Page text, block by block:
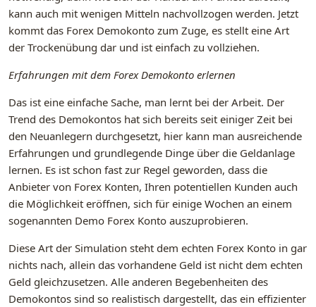
kann auch mit wenigen Mitteln nachvollzogen werden. Jetzt
kommt das Forex Demokonto zum Zuge, es stellt eine Art
der Trockenübung dar und ist einfach zu vollziehen.
Erfahrungen mit dem Forex Demokonto erlernen
Das ist eine einfache Sache, man lernt bei der Arbeit. Der
Trend des Demokontos hat sich bereits seit einiger Zeit bei
den Neuanlegern durchgesetzt, hier kann man ausreichende
Erfahrungen und grundlegende Dinge über die Geldanlage
lernen. Es ist schon fast zur Regel geworden, dass die
Anbieter von Forex Konten, Ihren potentiellen Kunden auch
die Möglichkeit eröffnen, sich für einige Wochen an einem
sogenannten Demo Forex Konto auszuprobieren.
Diese Art der Simulation steht dem echten Forex Konto in gar
nichts nach, allein das vorhandene Geld ist nicht dem echten
Geld gleichzusetzen. Alle anderen Begebenheiten des
Demokontos sind so realistisch dargestellt, das ein effizienter